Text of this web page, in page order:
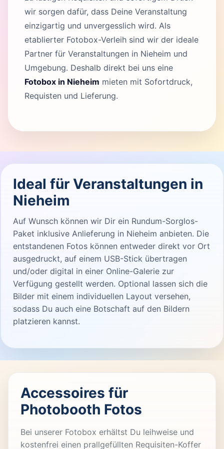
wir sorgen dafür, dass Deine Veranstaltung
einzigartig und unvergesslich wird. Als
etablierter Fotobox-Verleih sind wir der ideale
Partner für Veranstaltungen in Nieheim und
Umgebung. Deshalb direkt bei uns eine
Fotobox in Nieheim mieten mit Sofortdruck,
Requisten und Lieferung.
Ideal für Veranstaltungen in
Nieheim
Auf Wunsch können wir Dir ein Rundum-Sorglos-
Paket inklusive Anlieferung in Nieheim anbieten. Die
entstandenen Fotos können entweder direkt vor Ort
ausgedruckt, auf einem USB-Stick übertragen
und/oder digital in einer Online-Galerie zur
Verfügung gestellt werden. Optional lassen sich die
Bilder mit einem individuellen Layout versehen,
sodass Du auch eine Botschaft auf den Bildern
platzieren kannst.
Accessoires für
Photobooth Fotos
Bei unserer Fotobox erhältst Du leihweise und
kostenfrei einen prallgefüllten Requisiten-Koffer